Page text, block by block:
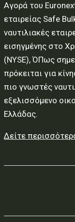
Αγορά του
εταιρείας Safe
ναυτιλιακές
εισηγμένης στο
(NYSE), ΌΠως
πρόκειται για
πιο γνωστές
εξελισσόμενο
Ελλάδας.
Δείτε